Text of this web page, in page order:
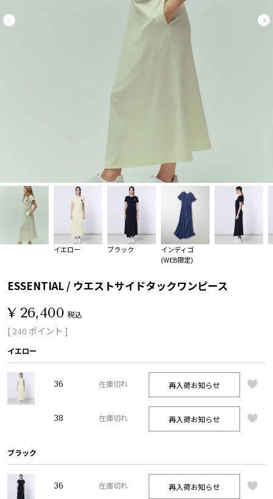
イエロー ブラック
インディゴ
(WEB限定)
ESSENTIAL / ウエストサイドタックワンピース
¥ 26,400 税込
[ 240 ポイント ]
イエロー
36 在庫切れ 再入荷お知らせ
38 在庫切れ 再入荷お知らせ
ブラック
36 在庫切れ 再入荷お知らせ